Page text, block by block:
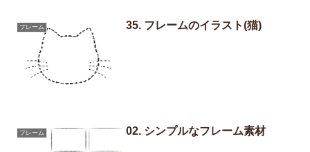
フレーム 35. フレームのイラスト(猫)
フレーム 02. シンプルなフレーム素材